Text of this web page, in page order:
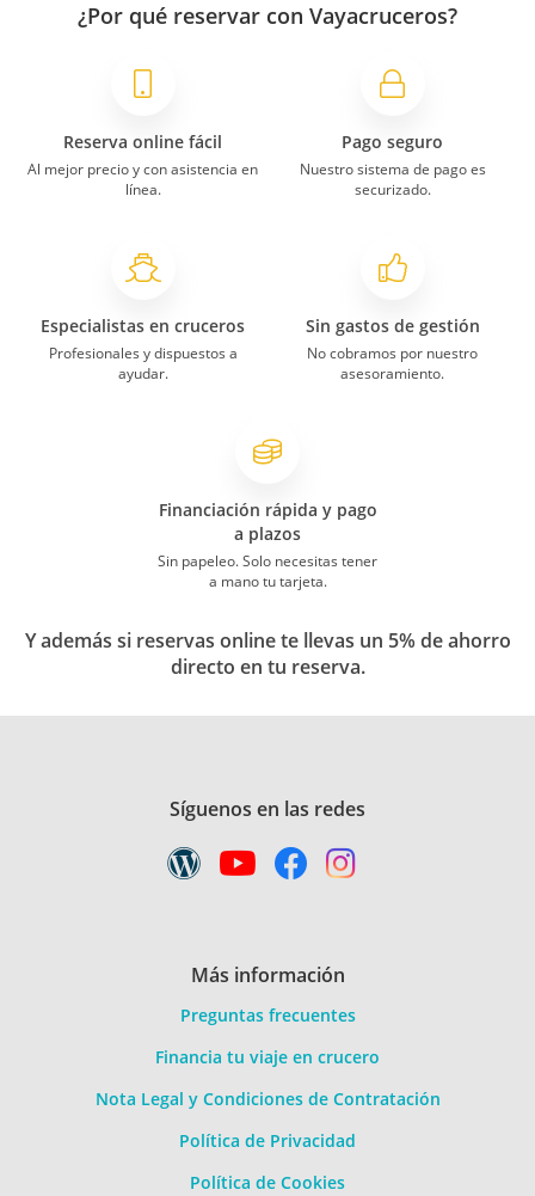
¿Por qué reservar con Vayacruceros?
Reserva online fácil
Al mejor precio y con asistencia en
línea.
Pago seguro
Nuestro sistema de pago es
securizado.
Especialistas en cruceros
Profesionales y dispuestos a
ayudar.
Sin gastos de gestión
No cobramos por nuestro
asesoramiento.
Financiación rápida y pago
a plazos
Sin papeleo. Solo necesitas tener
a mano tu tarjeta.
Y además si reservas online te llevas un 5% de ahorro
directo en tu reserva.
Síguenos en las redes
Más información
Preguntas frecuentes
Financia tu viaje en crucero
Nota Legal y Condiciones de Contratación
Política de Privacidad
Política de Cookies